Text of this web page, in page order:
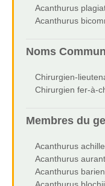
Acanthurus
Acanthurus
Noms
Chirurgien-
Chirurgien fer-à-
Membres du
Acanthurus
Acanthurus
Acanthurus